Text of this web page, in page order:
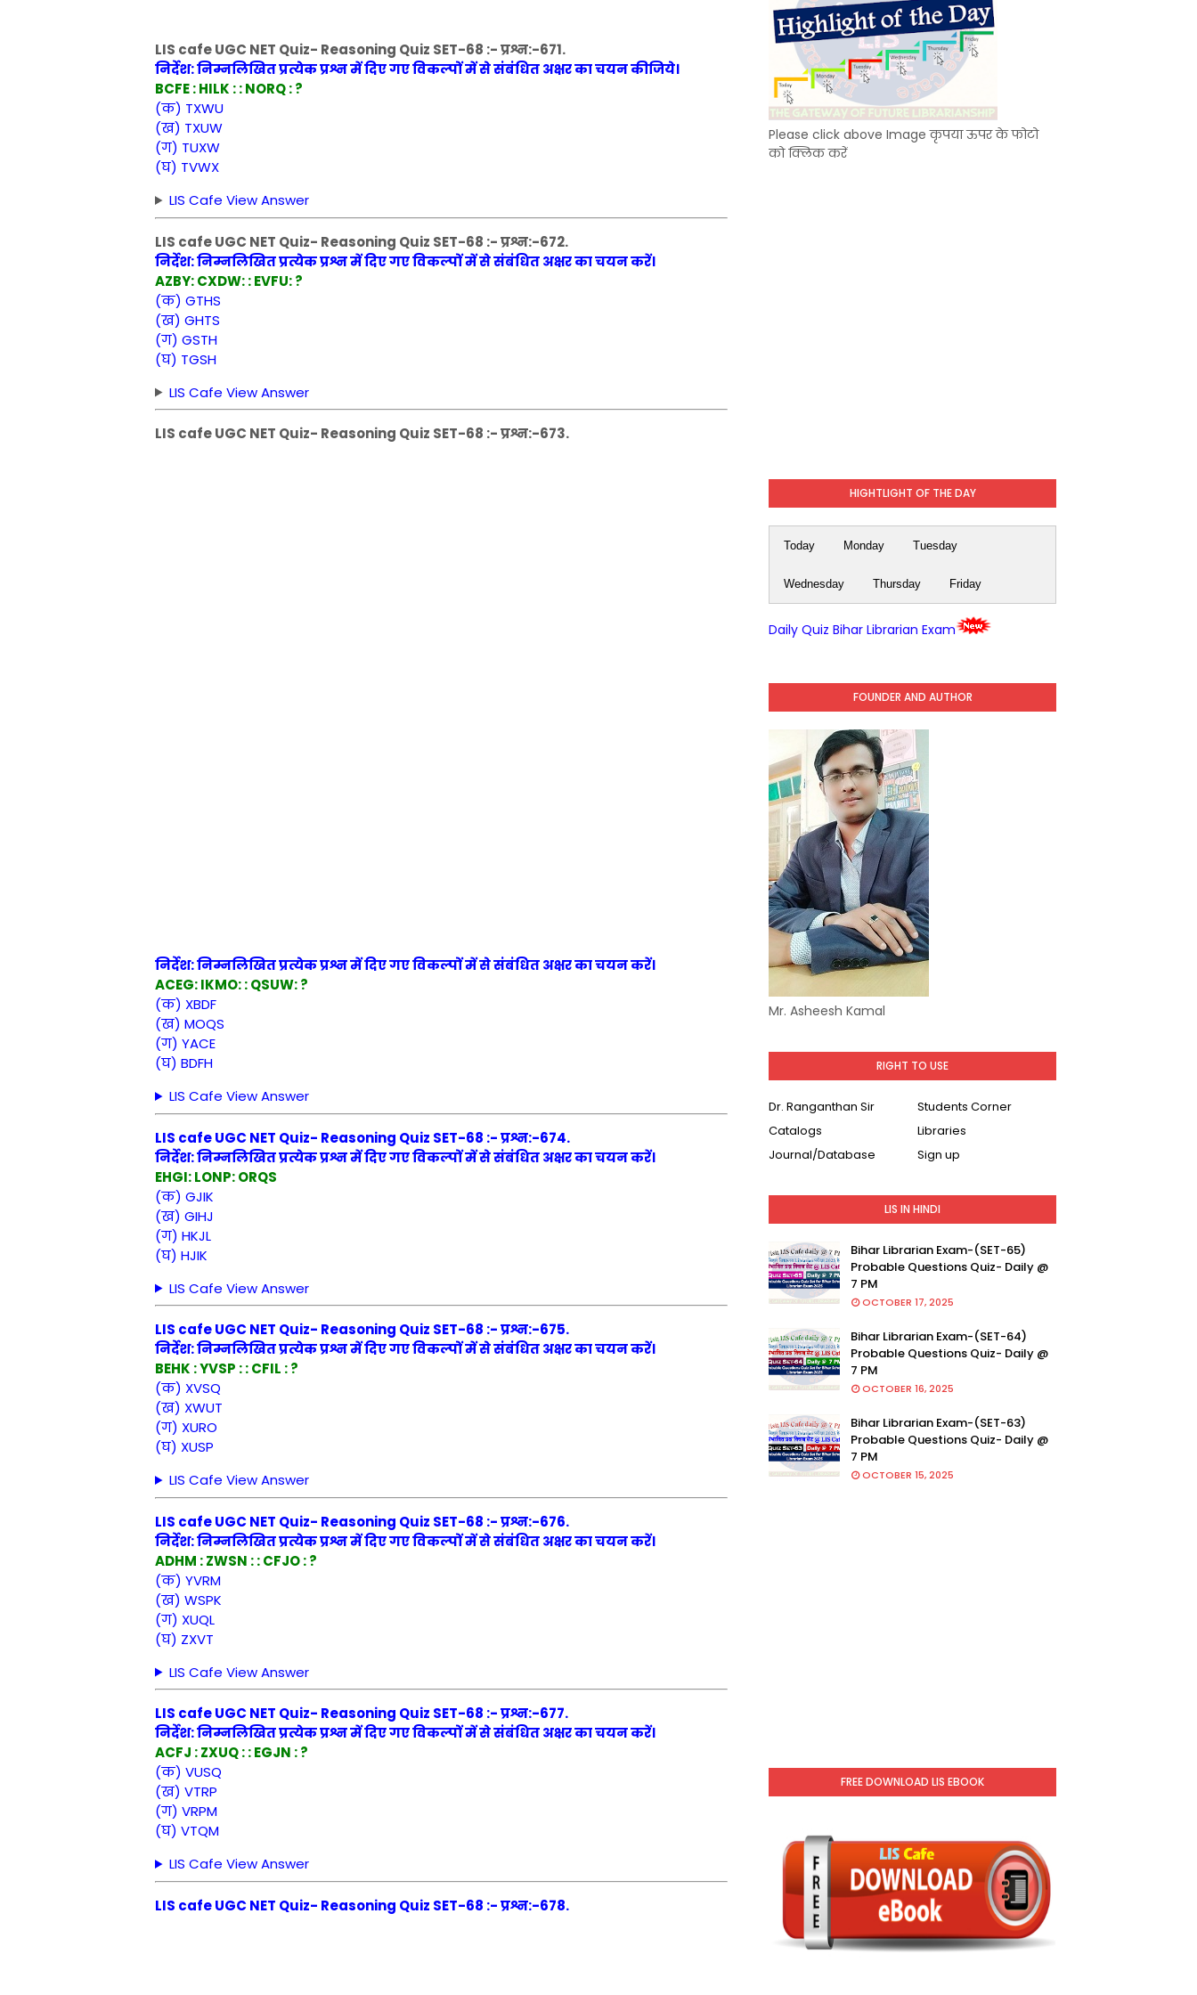
LIS cafe UGC NET Quiz- Reasoning Quiz SET-68 :- प्रश्न:-671.
निर्देश: निम्नलिखित प्रत्येक प्रश्न में दिए गए विकल्पों में से संबंधित अक्षर का चयन कीजिये।
BCFE : HILK : : NORQ : ?
(क) TXWU
(ख) TXUW
(ग) TUXW
(घ) TVWX
LIS Cafe View Answer
LIS cafe UGC NET Quiz- Reasoning Quiz SET-68 :- प्रश्न:-672.
निर्देश: निम्नलिखित प्रत्येक प्रश्न में दिए गए विकल्पों में से संबंधित अक्षर का चयन करें।
AZBY: CXDW: : EVFU: ?
(क) GTHS
(ख) GHTS
(ग) GSTH
(घ) TGSH
LIS Cafe View Answer
LIS cafe UGC NET Quiz- Reasoning Quiz SET-68 :- प्रश्न:-673.
निर्देश: निम्नलिखित प्रत्येक प्रश्न में दिए गए विकल्पों में से संबंधित अक्षर का चयन करें।
ACEG: IKMO: : QSUW: ?
(क) XBDF
(ख) MOQS
(ग) YACE
(घ) BDFH
LIS Cafe View Answer
LIS cafe UGC NET Quiz- Reasoning Quiz SET-68 :- प्रश्न:-674.
निर्देश: निम्नलिखित प्रत्येक प्रश्न में दिए गए विकल्पों में से संबंधित अक्षर का चयन करें।
EHGI: LONP: ORQS
(क) GJIK
(ख) GIHJ
(ग) HKJL
(घ) HJIK
LIS Cafe View Answer
LIS cafe UGC NET Quiz- Reasoning Quiz SET-68 :- प्रश्न:-675.
निर्देश: निम्नलिखित प्रत्येक प्रश्न में दिए गए विकल्पों में से संबंधित अक्षर का चयन करें।
BEHK : YVSP : : CFIL : ?
(क) XVSQ
(ख) XWUT
(ग) XURO
(घ) XUSP
LIS Cafe View Answer
LIS cafe UGC NET Quiz- Reasoning Quiz SET-68 :- प्रश्न:-676.
निर्देश: निम्नलिखित प्रत्येक प्रश्न में दिए गए विकल्पों में से संबंधित अक्षर का चयन करें।
ADHM : ZWSN : : CFJO : ?
(क) YVRM
(ख) WSPK
(ग) XUQL
(घ) ZXVT
LIS Cafe View Answer
LIS cafe UGC NET Quiz- Reasoning Quiz SET-68 :- प्रश्न:-677.
निर्देश: निम्नलिखित प्रत्येक प्रश्न में दिए गए विकल्पों में से संबंधित अक्षर का चयन करें।
ACFJ : ZXUQ : : EGJN : ?
(क) VUSQ
(ख) VTRP
(ग) VRPM
(घ) VTQM
LIS Cafe View Answer
LIS cafe UGC NET Quiz- Reasoning Quiz SET-68 :- प्रश्न:-678.
Please click above Image कृपया ऊपर के फोटो
को क्लिक करें
HIGHTLIGHT OF THE DAY
Today Monday Tuesday
Wednesday Thursday Friday
Daily Quiz Bihar Librarian Exam
FOUNDER AND AUTHOR
Mr. Asheesh Kamal
RIGHT TO USE
Dr. Ranganthan Sir
Students Corner
Catalogs
Libraries
Journal/Database
Sign up
LIS IN HINDI
Bihar Librarian Exam-(SET-65)
Probable Questions Quiz- Daily @
7 PM
OCTOBER 17, 2025
Bihar Librarian Exam-(SET-64)
Probable Questions Quiz- Daily @
7 PM
OCTOBER 16, 2025
Bihar Librarian Exam-(SET-63)
Probable Questions Quiz- Daily @
7 PM
OCTOBER 15, 2025
FREE DOWNLOAD LIS EBOOK